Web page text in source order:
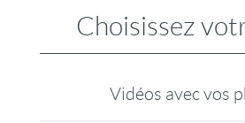
Choisissez
Vidéos avec vos